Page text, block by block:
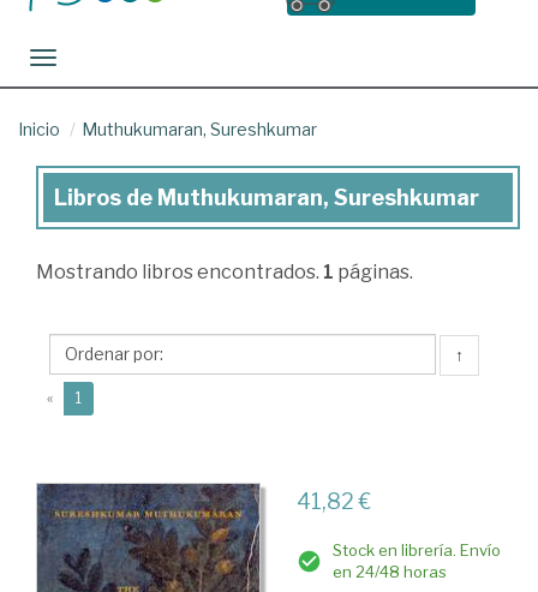
Toggle navigation
Inicio Muthukumaran, Sureshkumar
Libros
Muthukumaran,
Libros de Muthukumaran, Sureshkumar
Mostrando libros encontrados. 1 páginas.
↑
« 1
41,82 €
Stock en librería. Envío
en 24/48 horas